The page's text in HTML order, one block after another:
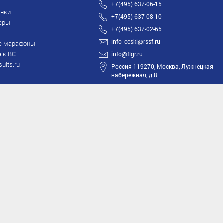
марафоны
к ВС
+7(495) 637-06-15
+7(495) 637-08-10
+7(495) 637-02-65
info_ccski@rssf.ru
info@flgr.ru
Россия 119270, Москва, Лужнецкая
набережная, д.8